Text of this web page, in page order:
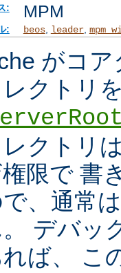
: MPM
: beos, leader,
がコ
クトリ
クトリ
限で 書
、通常
デバッ
ば、 こ